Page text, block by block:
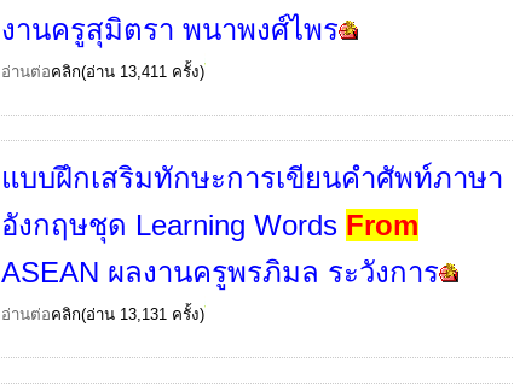
งานครูสุมิตรา พนาพงศ์ไพร
อ่านต่อคลิก(อ่าน 13,411 ครั้ง)
แบบฝึกเสริมทักษะการเขียนคําศัพท์ภาษา
อังกฤษชุด Learning Words From
ASEAN ผลงานครูพรภิมล ระวังการ
อ่านต่อคลิก(อ่าน 13,131 ครั้ง)